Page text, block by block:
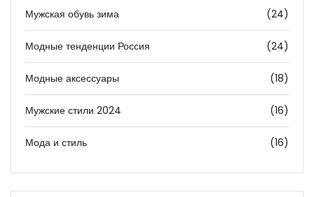
Мужская обувь зима (24)
Модные тенденции Россия (24)
Модные аксессуары (18)
Мужские стили 2024 (16)
Мода и стиль (16)